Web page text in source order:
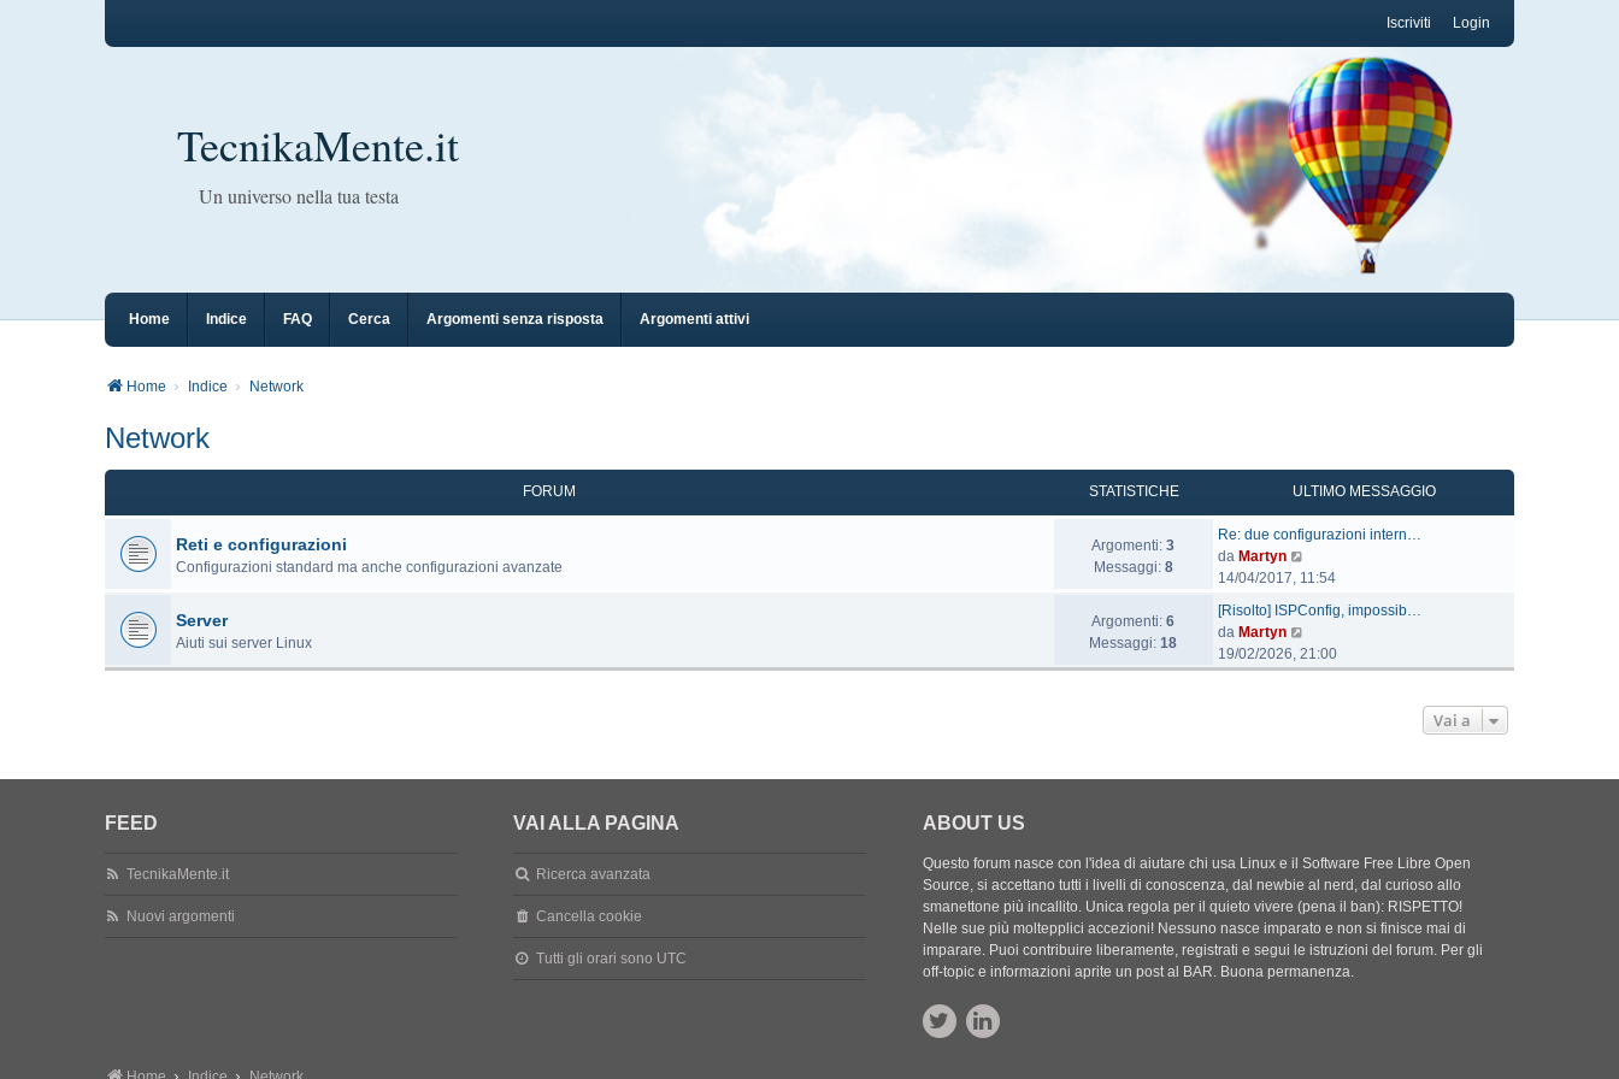
Login
Iscriviti
TecnikaMente.it
Un universo nella tua testa
Home Indice FAQ Cerca Argomenti senza risposta Argomenti attivi
Home Indice Network
Network
FORUM STATISTICHE ULTIMO MESSAGGIO
Reti e configurazioni
Configurazioni standard ma anche configurazioni avanzate
Argomenti: 3
Messaggi: 8
U
l
t
m
o
m
Re: due configurazioni intern…
da Martyn
e
i
l
a
g
g
i
o
14/04/2017, 11:54
Server
Aiuti sui server Linux
Argomenti: 6
Messaggi: 18
U
l
t
i
s
g
i
o
[Risolto] ISPConfig, impossib…
da Martyn
e
d
i
e
s
s
a
g
g
19/02/2026, 21:00
Vai a
FEED
TecnikaMente.it
Nuovi argomenti
VAI ALLA PAGINA
Ricerca avanzata
Cancella cookie
Tutti gli orari sono UTC
ABOUT US
Questo forum nasce con l'idea di aiutare chi usa Linux e il Software Free Libre Open
Source, si accettano tutti i livelli di conoscenza, dal newbie al nerd, dal curioso allo
smanettone più incallito. Unica regola per il quieto vivere (pena il ban): RISPETTO!
Nelle sue più moltepplici accezioni! Nessuno nasce imparato e non si finisce mai di
imparare. Puoi contribuire liberamente, registrati e segui le istruzioni del forum. Per gli
off-topic e informazioni aprite un post al BAR. Buona permanenza.